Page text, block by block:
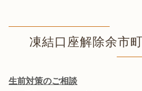
凍結口座解除余市
生前対策のご相談